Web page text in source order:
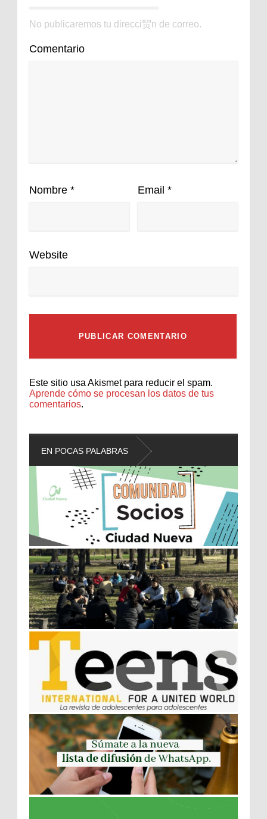
No publicaremos tu direcci贸n de correo.
Comentario
Nombre * Email *
Website
Este sitio usa Akismet para reducir el spam.
Aprende cómo se procesan los datos de tus
comentarios.
EN POCAS PALABRAS